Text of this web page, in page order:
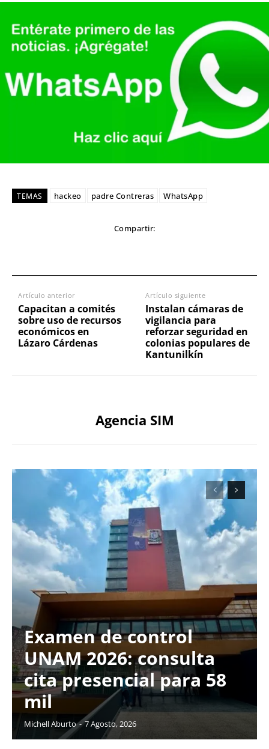
TEMAS hackeo padre Contreras WhatsApp
Compartir:
Artículo anterior
Capacitan a comités
sobre uso de recursos
económicos en
Lázaro Cárdenas
Artículo siguiente
Instalan cámaras de
vigilancia para
reforzar seguridad en
colonias populares de
Kantunilkín
Agencia SIM
Examen de control
UNAM 2026: consulta
cita presencial para 58
mil
Michell Aburto - 7 Agosto, 2026